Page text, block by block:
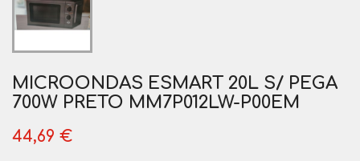
MICROONDAS ESMART 20L S/ PEGA
700W PRETO MM7P012LW-P00EM
44,69 €